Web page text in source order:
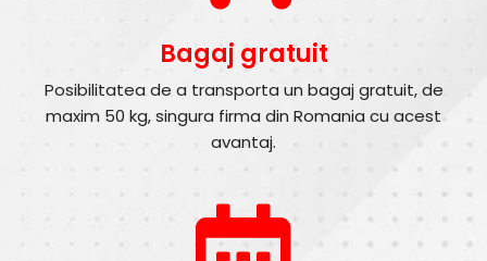
Bagaj gratuit
Posibilitatea de a transporta un bagaj gratuit, de
maxim 50 kg, singura firma din Romania cu acest
avantaj.